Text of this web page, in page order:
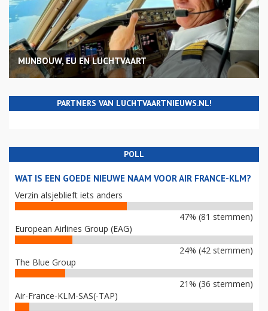
MIJNBOUW, EU EN LUCHTVAART
PARTNERS VAN LUCHTVAARTNIEUWS.NL!
POLL
WAT IS EEN GOEDE NIEUWE NAAM VOOR AIR FRANCE-KLM?
Verzin alsjeblieft iets anders
47% (81 stemmen)
European Airlines Group (EAG)
24% (42 stemmen)
The Blue Group
21% (36 stemmen)
Air-France-KLM-SAS(-TAP)